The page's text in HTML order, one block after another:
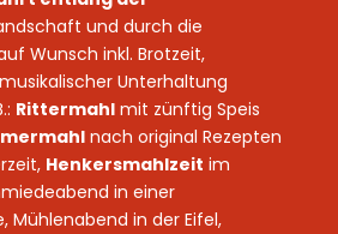
und durch die
Wunsch inkl. Brotzeit,
Unterhaltung
Rittermahl mit zünftig Speis
nach original Rezepten
Henkersmahlzeit im
in einer
Mühlenabend in der Eifel,